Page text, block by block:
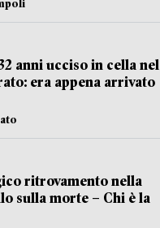
anni ucciso in cella nel
era appena arrivato
ritrovamento nella
sulla morte – Chi è la